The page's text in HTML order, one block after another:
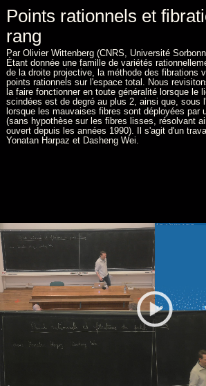
Points rationnels et
rang
Par Olivier Wittenberg (CNRS, Université
Étant donnée une famille de variétés
de la droite projective, la méthode des fibrations
points rationnels sur l'espace total. Nous
la faire fonctionner en toute généralité lorsque le
scindées est de degré au plus 2, ainsi que, sous
lorsque les mauvaises fibres sont déployées par
(sans hypothèse sur les fibres lisses, résolvant
ouvert depuis les années 1990). Il s'agit d'un
Yonatan Harpaz et Dasheng Wei.